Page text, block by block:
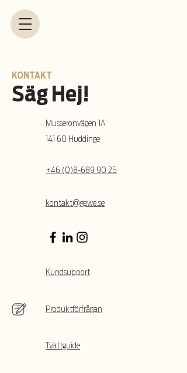
Säg Hej!
KONTAKT
Musseronvägen 1A
141 60 Huddinge
+46 (0)8-689 90 25
kontakt@gewe.se
Kundsupport
Produktförfrågan
Tvättguide